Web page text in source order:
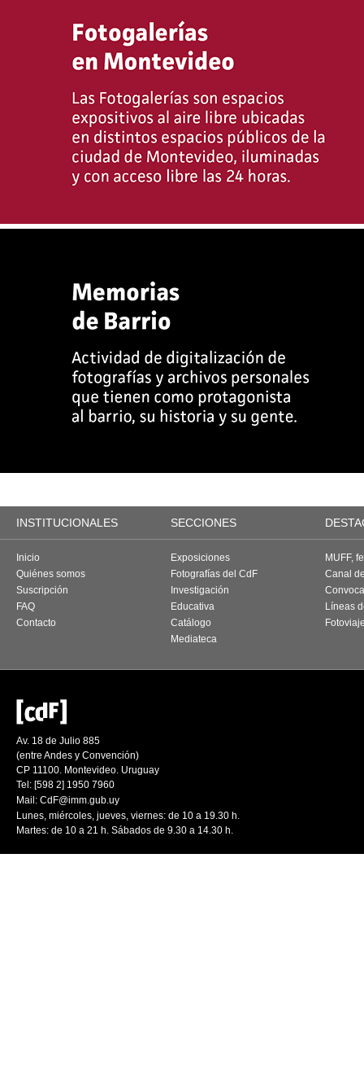
INSTITUCIONALES SECCIONES
Inicio
Quiénes somos
Suscripción
FAQ
Contacto
Exposiciones
Fotografías del CdF
Investigación
Educativa
Catálogo
Mediateca
MUFF,
Canal
Líneas
Av. 18 de Julio 885
(entre Andes y Convención)
CP 11100. Montevideo. Uruguay
Tel: [598 2] 1950 7960
Mail: CdF@imm.gub.uy
Lunes, miércoles, jueves, viernes: de 10 a 19.30 h.
Martes: de 10 a 21 h. Sábados de 9.30 a 14.30 h.